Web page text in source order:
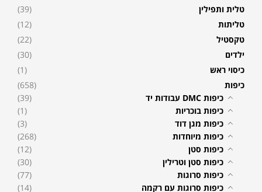
טלית ותפילין
(39)
טליתות
(12)
טקסטיל
(22)
ילדים
(30)
כיסוי ראש
(1)
כיפות
(658)
כיפות DMC עבודות יד
(39)
כיפות בוכריות
(1)
כיפות מגן דוד
(3)
כיפות מיוחדות
(268)
כיפות סטן
(12)
כיפות סטן וטרילין
(30)
כיפות סרוגות
(77)
כיפות סרוגות עם רקמה
(14)